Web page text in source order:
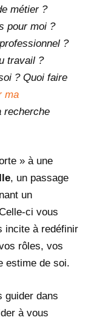
métier ?
pour moi ?
?
travail ?
? Quoi faire
ma
recherche
» à une
, un passage
un
ci vous
incite à redéfinir
rôles, vos
estime de soi.
guider dans
à vous